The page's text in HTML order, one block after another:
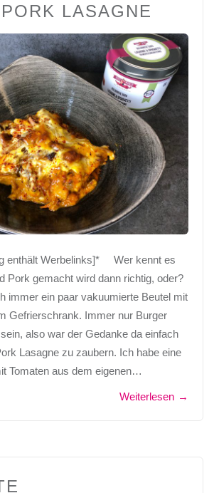
LASAGNE
enthält Werbelinks]* Wer kennt es
Pork gemacht wird dann richtig, oder?
immer ein paar vakuumierte Beutel mit
Gefrierschrank. Immer nur Burger
also war der Gedanke da einfach
Lasagne zu zaubern. Ich habe eine
Tomaten aus dem eigenen…
Weiterlesen →